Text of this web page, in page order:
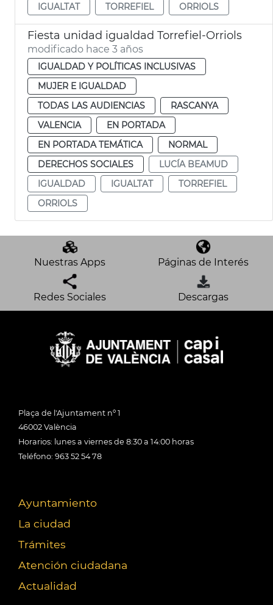
IGUALTAT
TORREFIEL ORRIOLS
Fiesta unidad igualdad Torrefiel-Orriols
modificado hace 3 años
IGUALDAD Y POLÍTICAS INCLUSIVAS
MUJER E IGUALDAD
TODAS LAS AUDIENCIAS
RASCANYA
VALENCIA
EN PORTADA
EN PORTADA TEMÁTICA
NORMAL
DERECHOS SOCIALES
LUCÍA BEAMUD
IGUALDAD
IGUALTAT
TORREFIEL
ORRIOLS
Nuestras Apps Páginas de Interés
Redes Sociales Descargas
Plaça de l'Ajuntament nº 1
46002 València
Horarios: lunes a viernes de 8:30 a 14:00 horas
Teléfono: 963 52 54 78
Ayuntamiento
La ciudad
Trámites
Atención ciudadana
Actualidad